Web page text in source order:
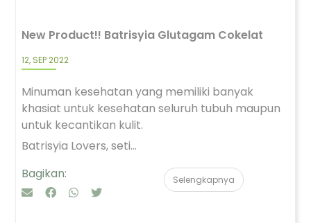
New Product!! Batrisyia Glutagam Cokelat
12, SEP 2022
Minuman kesehatan yang memiliki banyak
khasiat untuk kesehatan seluruh tubuh maupun
untuk kecantikan kulit.
Batrisyia Lovers, seti...
Bagikan:
Selengkapnya